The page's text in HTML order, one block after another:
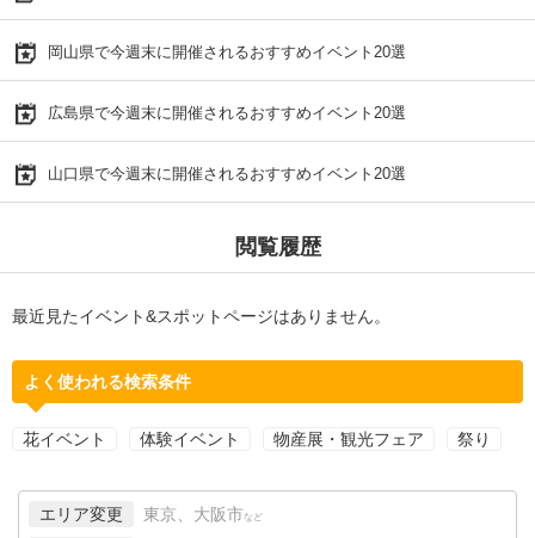
岡山県で今週末に開催されるおすすめイベント20選
広島県で今週末に開催されるおすすめイベント20選
山口県で今週末に開催されるおすすめイベント20選
閲覧履歴
最近見たイベント&スポットページはありません。
よく使われる検索条件
花イベント 体験イベント 物産展・観光フェア 祭り
エリア変更 東京、大阪市 など